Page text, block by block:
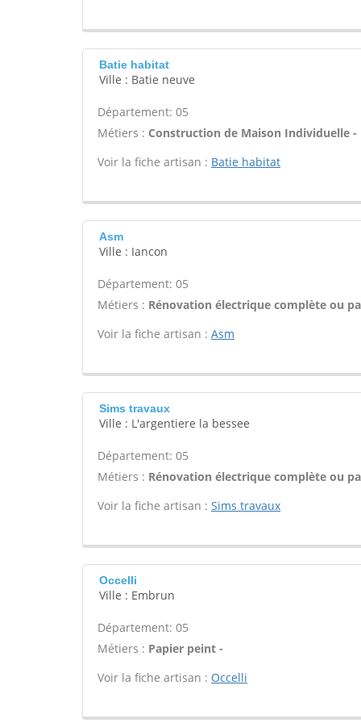
Batie habitat
Ville : Batie neuve
Département: 05
Métiers : Construction de Maison Individuelle -
Voir la fiche artisan : Batie habitat
Asm
Ville : Iancon
Département: 05
Métiers : Rénovation électrique complète ou
Voir la fiche artisan : Asm
Sims travaux
Ville : L'argentiere la bessee
Département: 05
Métiers : Rénovation électrique complète ou
Voir la fiche artisan : Sims travaux
Occelli
Ville : Embrun
Département: 05
Métiers : Papier peint -
Voir la fiche artisan : Occelli